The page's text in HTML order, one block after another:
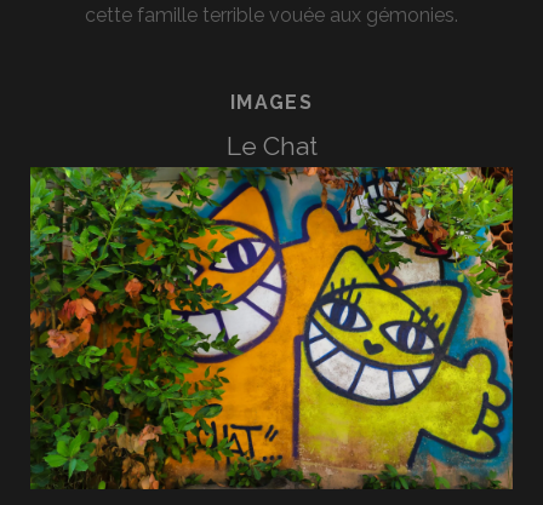
cette famille terrible vouée aux gémonies.
IMAGES
Le Chat